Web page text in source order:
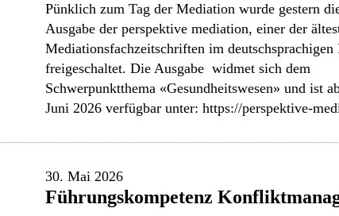
Pünklich zum Tag der Mediation wurde gestern
Ausgabe der perspektive mediation, einer der
Mediationsfachzeitschriften im deutschsprachigen
freigeschaltet. Die Ausgabe widmet sich dem
Schwerpunktthema «Gesundheitswesen» und ist
Juni 2026 verfügbar unter: https://perspektive-
30. Mai 2026
Führungskompetenz